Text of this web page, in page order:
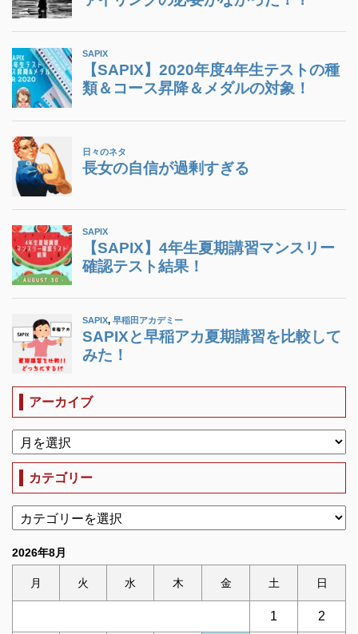
アーカイブ
カテゴリー
2026年8月
月 火 水 木 金 土 日
1 2